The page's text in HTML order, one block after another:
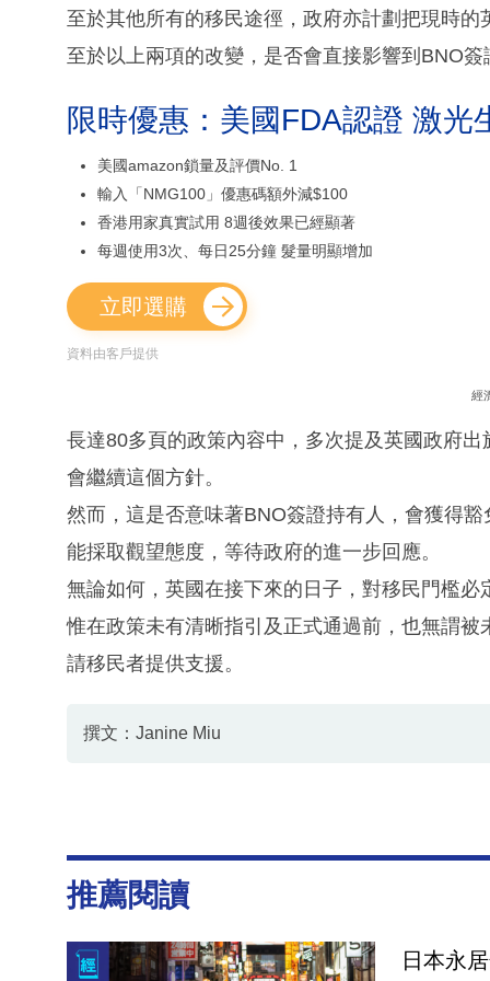
至於其他所有的移民途徑，政府亦計劃把現時
至於以上兩項的改變，是否會直接影響到BNO簽
限時優惠：美國FDA認證 激光
美國amazon鎖量及評價No. 1
輸入「NMG100」優惠碼額外減$100
香港用家真實試用 8週後效果已經顯著
每週使用3次、每日25分鐘 髮量明顯增加
立即選購
資料由客戶提供
經
長達80多頁的政策內容中，多次提及英國政府
會繼續這個方針。
然而，這是否意味著BNO簽證持有人，會獲得
能採取觀望態度，等待政府的進一步回應。
無論如何，英國在接下來的日子，對移民門檻
惟在政策未有清晰指引及正式通過前，也無謂
請移民者提供支援。
撰文：Janine Miu
推薦閱讀
日本永